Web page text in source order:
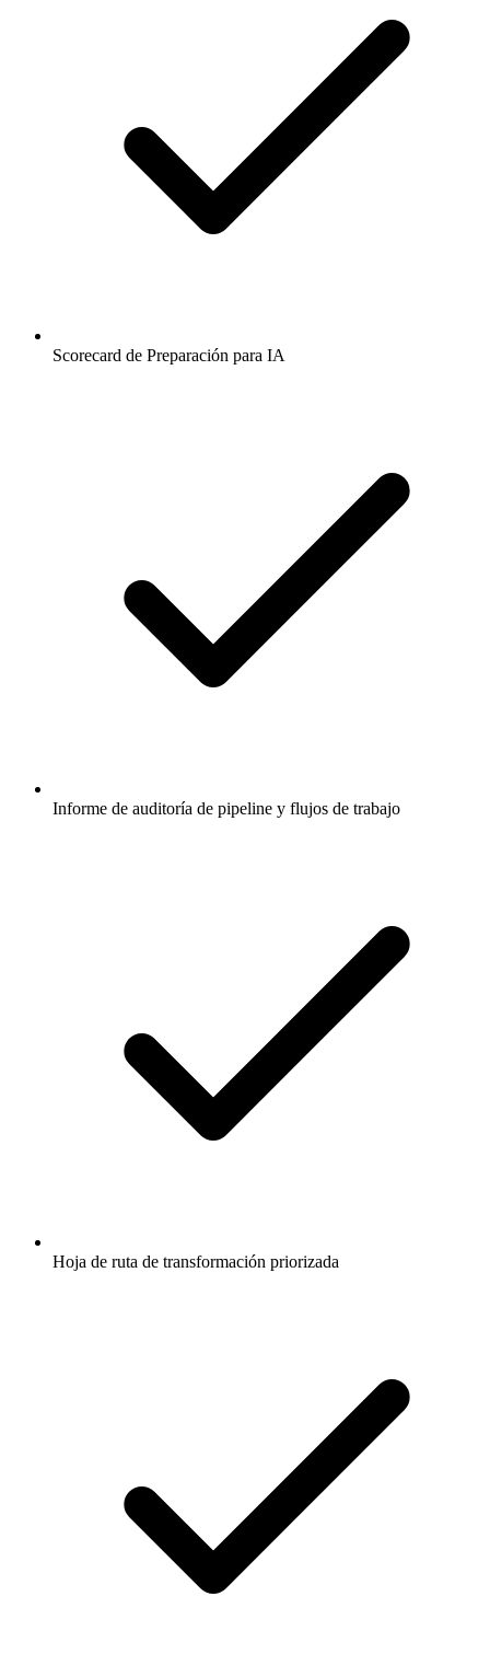
Scorecard de Preparación para IA
Informe de auditoría de pipeline y flujos de trabajo
Hoja de ruta de transformación priorizada